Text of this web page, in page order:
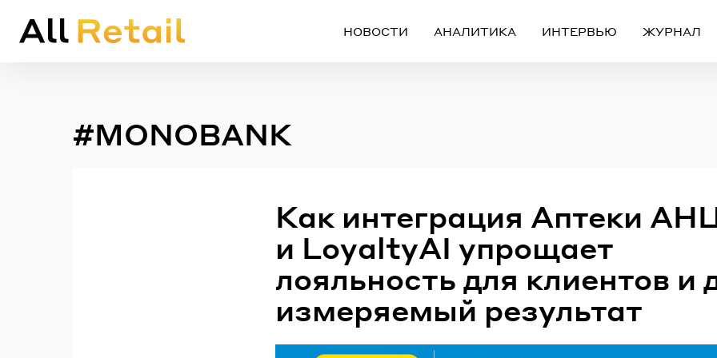
НОВОСТИ АНАЛИТИКА ИНТЕРВЬЮ ЖУРНАЛ
#MONOBANK
Как интеграция Аптеки
и LoyaltyAI упрощает
лояльность для клиентов и
измеряемый результат
FACEBOOK GOOGLE
ИЛИ
Email